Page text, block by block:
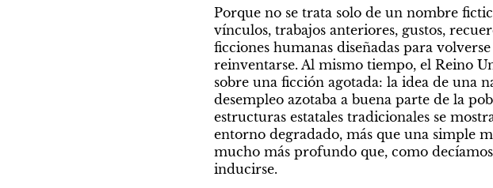
Porque no se trata solo de un nombre
vínculos, trabajos anteriores, gustos,
ficciones humanas diseñadas para
reinventarse. Al mismo tiempo, el Reino
sobre una ficción agotada: la idea de una
desempleo azotaba a buena parte de la
estructuras estatales tradicionales se
entorno degradado, más que una simple
mucho más profundo que, como
inducirse.